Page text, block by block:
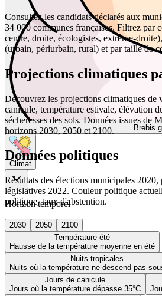
Brebis
Climat
Horizon temporel
2030 2050
2100
Température été
Hausse de la température moyenne en été
Nuits tropicales
Nuits où la température ne descend pas
Jours de canicule
Jours où la température dépasse 35°C
Consultez les candidats déclarés aux
34 000 communes françaises. Filtrez par
centre, droite, écologistes, extrême-
(urbain, périurbain, rural) et par taille de
Projections climatiques
Découvrez les projections climatiques de
canicule, température estivale, élévation
sécheresses des sols. Données issues de
horizons 2030, 2050 et 2100.
Données politiques
Résultats des élections municipales
législatives 2022. Couleur politique
politique, taux d'abstention.